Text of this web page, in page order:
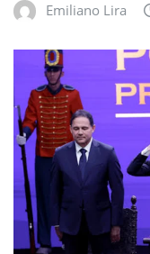
Emiliano Lira